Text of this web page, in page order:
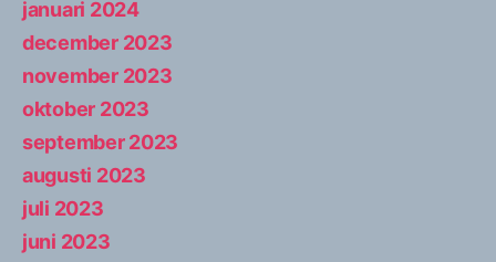
januari 2024
december 2023
november 2023
oktober 2023
september 2023
augusti 2023
juli 2023
juni 2023